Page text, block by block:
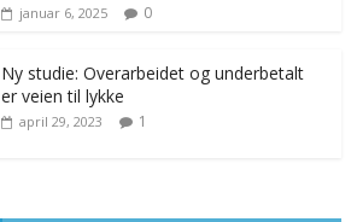
januar 6, 2025 0
Ny studie: Overarbeidet og underbetalt
er veien til lykke
april 29, 2023 1